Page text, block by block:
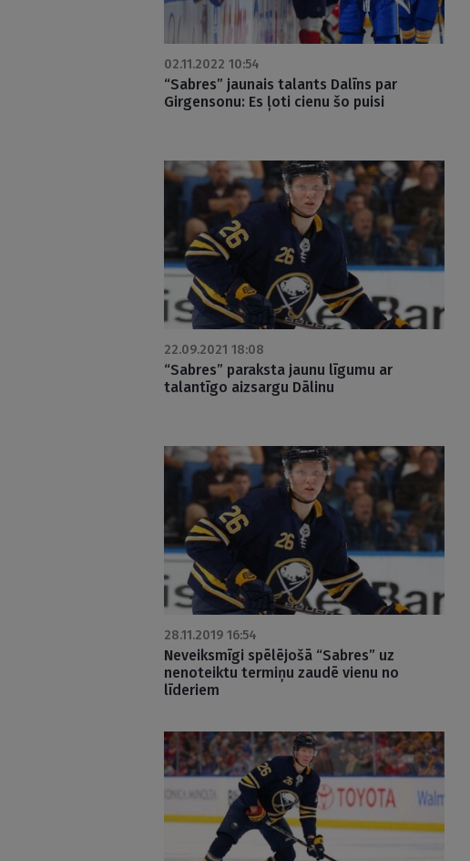
02.11.2022 10:54
“Sabres” jaunais talants Dalīns par
Girgensonu: Es ļoti cienu šo puisi
22.09.2021 18:08
“Sabres” paraksta jaunu līgumu ar
talantīgo aizsargu Dālinu
28.11.2019 16:54
Neveiksmīgi spēlējošā “Sabres” uz
nenoteiktu termiņu zaudē vienu no
līderiem